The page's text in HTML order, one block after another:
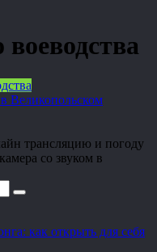
Великопольском
трансляцию и погоду
со звуком в
как открыть для себя